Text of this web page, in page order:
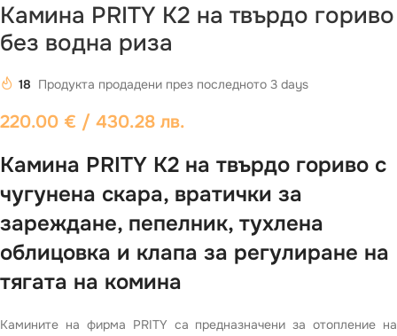
Камина PRITY K2 на твърдо гориво
без водна риза
18 Продукта продадени през последното 3 days
220.00 € / 430.28 лв.
Камина PRITY K2 на твърдо гориво с
чугунена скара, вратички за
зареждане, пепелник, тухлена
облицовка и клапа за регулиране на
тягата на комина
Камините на фирма PRITY са предназначени за отопление на